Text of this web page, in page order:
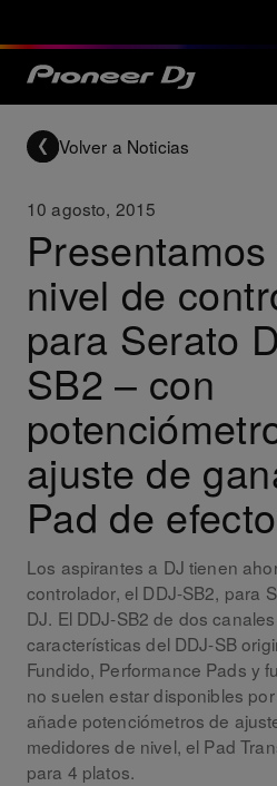
Volver a Noticias
10 agosto, 2015
nivel de
para Serato
SB2 – con
ajuste de
Pad de
Los aspirantes a DJ tienen
controlador, el DDJ-SB2, para
DJ. El DDJ-SB2 de dos
características del DDJ-SB
Fundido, Performance Pads y
no suelen estar disponibles
añade potenciómetros de
medidores de nivel, el Pad
para 4 platos.